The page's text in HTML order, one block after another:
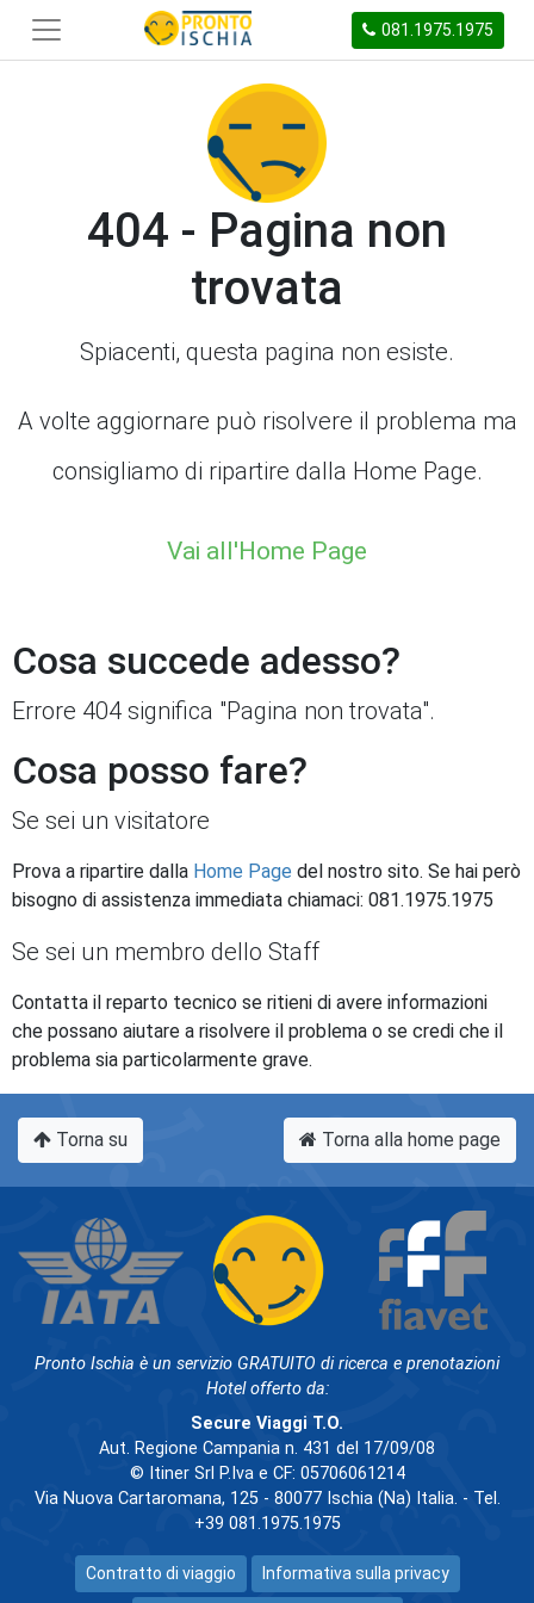
081.1975.1975
404 - Pagina non
trovata
Spiacenti, questa pagina non esiste.
A volte aggiornare può risolvere il problema ma
consigliamo di ripartire dalla Home Page.
Vai all'Home Page
Cosa succede adesso?
Errore 404 significa "Pagina non trovata".
Cosa posso fare?
Se sei un visitatore
Prova a ripartire dalla Home Page del nostro sito. Se hai però
bisogno di assistenza immediata chiamaci: 081.1975.1975
Se sei un membro dello Staff
Contatta il reparto tecnico se ritieni di avere informazioni
che possano aiutare a risolvere il problema o se credi che il
problema sia particolarmente grave.
Torna su Torna alla home page
Pronto Ischia è un servizio GRATUITO di ricerca e prenotazioni
Hotel offerto da:
Secure Viaggi T.O.
Aut. Regione Campania n. 431 del 17/09/08
© Itiner Srl P.Iva e CF: 05706061214
Via Nuova Cartaromana, 125 - 80077 Ischia (Na) Italia. - Tel.
+39 081.1975.1975
Contratto di viaggio Informativa sulla privacy